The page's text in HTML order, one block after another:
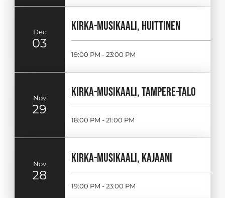
Dec
03
KIRKA-MUSIKAALI, HUITTINEN
19:00 PM - 23:00 PM
Nov
29
KIRKA-MUSIKAALI, TAMPERE-TALO
18:00 PM - 21:00 PM
Nov
28
KIRKA-MUSIKAALI, KAJAANI
19:00 PM - 23:00 PM